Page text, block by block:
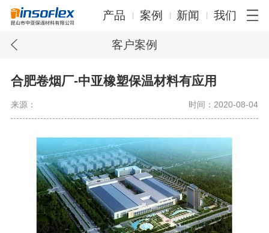
产品 案例 新闻 我们
客户案例
合肥卷烟厂-中亚橡塑保温材料有应用
来源： 时间：2020-08-04